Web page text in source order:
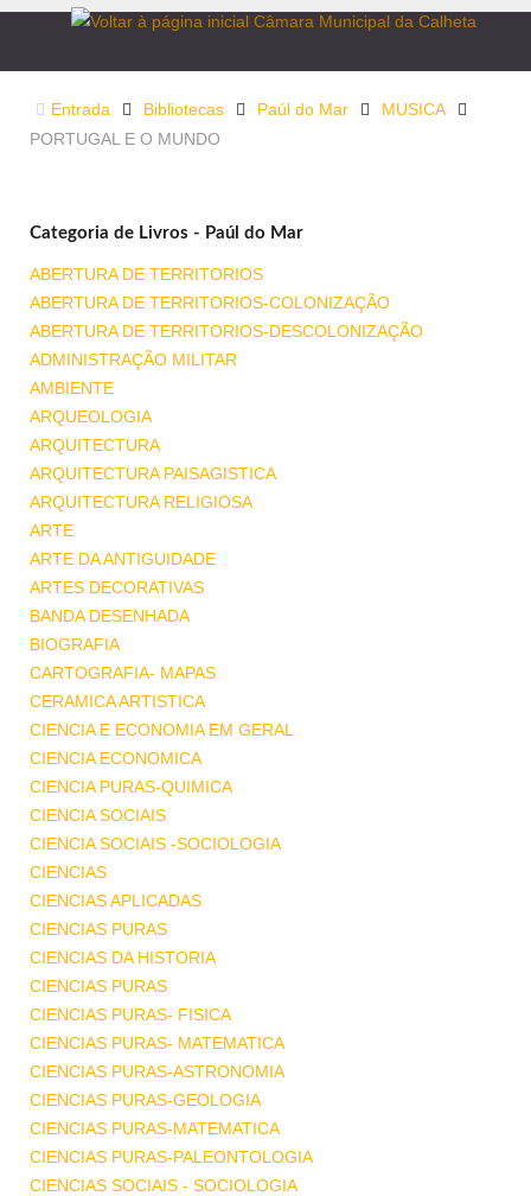
Entrada Bibliotecas Paúl do Mar
MUSICA
PORTUGAL E O MUNDO
Categoria de Livros - Paúl do Mar
ABERTURA DE TERRITORIOS
ABERTURA DE TERRITORIOS-COLONIZAÇÃO
ABERTURA DE TERRITORIOS-DESCOLONIZAÇÃO
ADMINISTRAÇÃO MILITAR
AMBIENTE
ARQUEOLOGIA
ARQUITECTURA
ARQUITECTURA PAISAGISTICA
ARQUITECTURA RELIGIOSA
ARTE
ARTE DA ANTIGUIDADE
ARTES DECORATIVAS
BANDA DESENHADA
BIOGRAFIA
CARTOGRAFIA- MAPAS
CERAMICA ARTISTICA
CIENCIA E ECONOMIA EM GERAL
CIENCIA ECONOMICA
CIENCIA PURAS-QUIMICA
CIENCIA SOCIAIS
CIENCIA SOCIAIS -SOCIOLOGIA
CIENCIAS
CIENCIAS APLICADAS
CIENCIAS PURAS
CIENCIAS DA HISTORIA
CIENCIAS PURAS
CIENCIAS PURAS- FISICA
CIENCIAS PURAS- MATEMATICA
CIENCIAS PURAS-ASTRONOMIA
CIENCIAS PURAS-GEOLOGIA
CIENCIAS PURAS-MATEMATICA
CIENCIAS PURAS-PALEONTOLOGIA
CIENCIAS SOCIAIS - SOCIOLOGIA